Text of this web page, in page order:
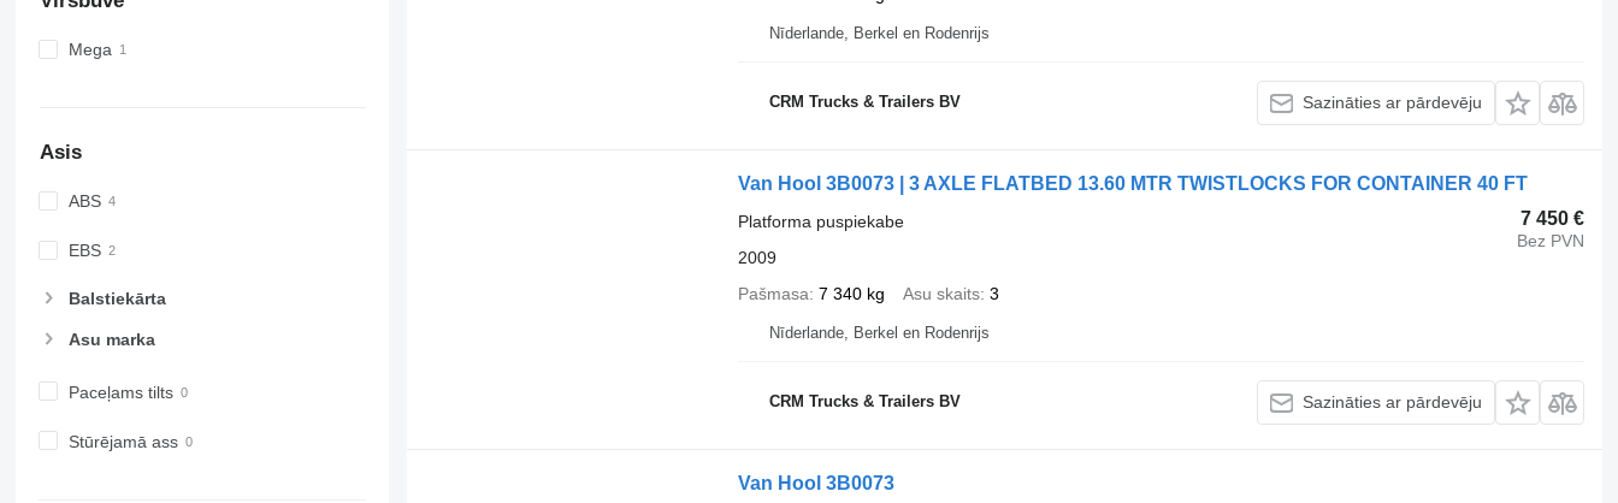
Mega
Asis
ABS
EBS
Balstiekārta
Asu marka
Paceļams tilts
Stūrējamā ass
Nīderlande, Berkel en Rodenrijs
CRM Trucks & Trailers BV Sazināties ar pārdevēju
Van Hool 3B0073 | 3 AXLE FLATBED 13.60 MTR TWISTLOCKS FOR CONTAINER 40 FT
7 450 €
Bez PVN
Platforma puspiekabe
2009
Pašmasa 7 340 kg Asu skaits 3
Nīderlande, Berkel en Rodenrijs
CRM Trucks & Trailers BV Sazināties ar pārdevēju
Van Hool 3B0073